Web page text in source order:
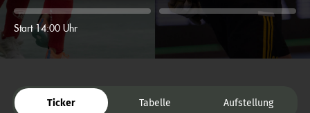
Start 14:00 Uhr
Ticker Tabelle Aufstellung